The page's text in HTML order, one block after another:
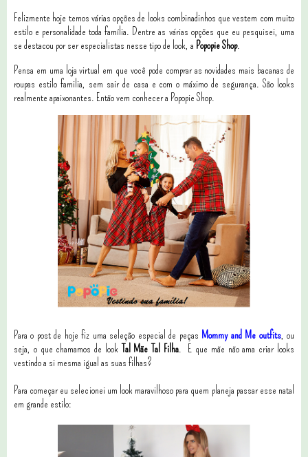
Felizmente hoje temos várias opções de looks combinadinhos que vestem com muito
estilo e personalidade toda família. Dentre as várias opções que eu pesquisei, uma
se destacou por ser especialistas nesse tipo de look, a Popopie Shop.
Pensa em uma loja virtual em que você pode comprar as novidades mais bacanas de
roupas estilo familia, sem sair de casa e com o máximo de segurança. São looks
realmente apaixonantes. Então vem conhecer a Popopie Shop.
Para o post de hoje fiz uma seleção especial de peças Mommy and Me outfits, ou
seja, o que chamamos de look Tal Mãe Tal Filha. E que mãe não ama criar looks
vestindo a si mesma igual as suas filhas?
Para começar eu selecionei um look maravilhoso para quem planeja passar esse natal
em grande estilo: